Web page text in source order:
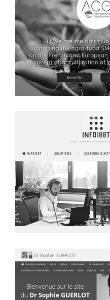
~267€/mois économisés
~325€/mois économisés